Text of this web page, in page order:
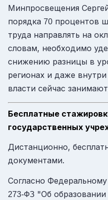
Минпросвещения
порядка 70 процентов
труда направлять на
словам, необходимо
снижению разницы в
регионах и даже
власти сейчас
Бесплатные
государственных
Дистанционно,
документами.
Согласно Федеральному
273-ФЗ "Об